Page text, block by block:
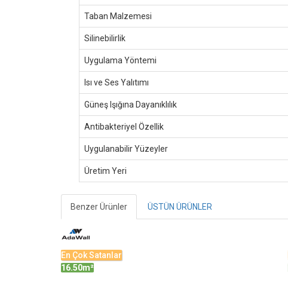
Taban Malzemesi
Silinebilirlik
Uygulama Yöntemi
Isı ve Ses Yalıtımı
Güneş Işığına Dayanıklılık
Antibakteriyel Özellik
Uygulanabilir Yüzeyler
Üretim Yeri
Benzer Ürünler ÜSTÜN ÜRÜNLER
En Çok Satanlar
16.50m²